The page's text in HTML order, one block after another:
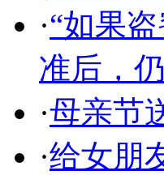
·“如果
准后，
·母亲节
·给女朋